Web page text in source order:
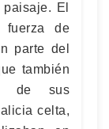
El
de
parte del
también
de sus
celta,